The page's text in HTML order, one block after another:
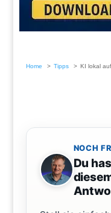
Home Tipps KI lokal
NOCH
Du